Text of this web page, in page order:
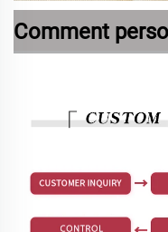
Comment